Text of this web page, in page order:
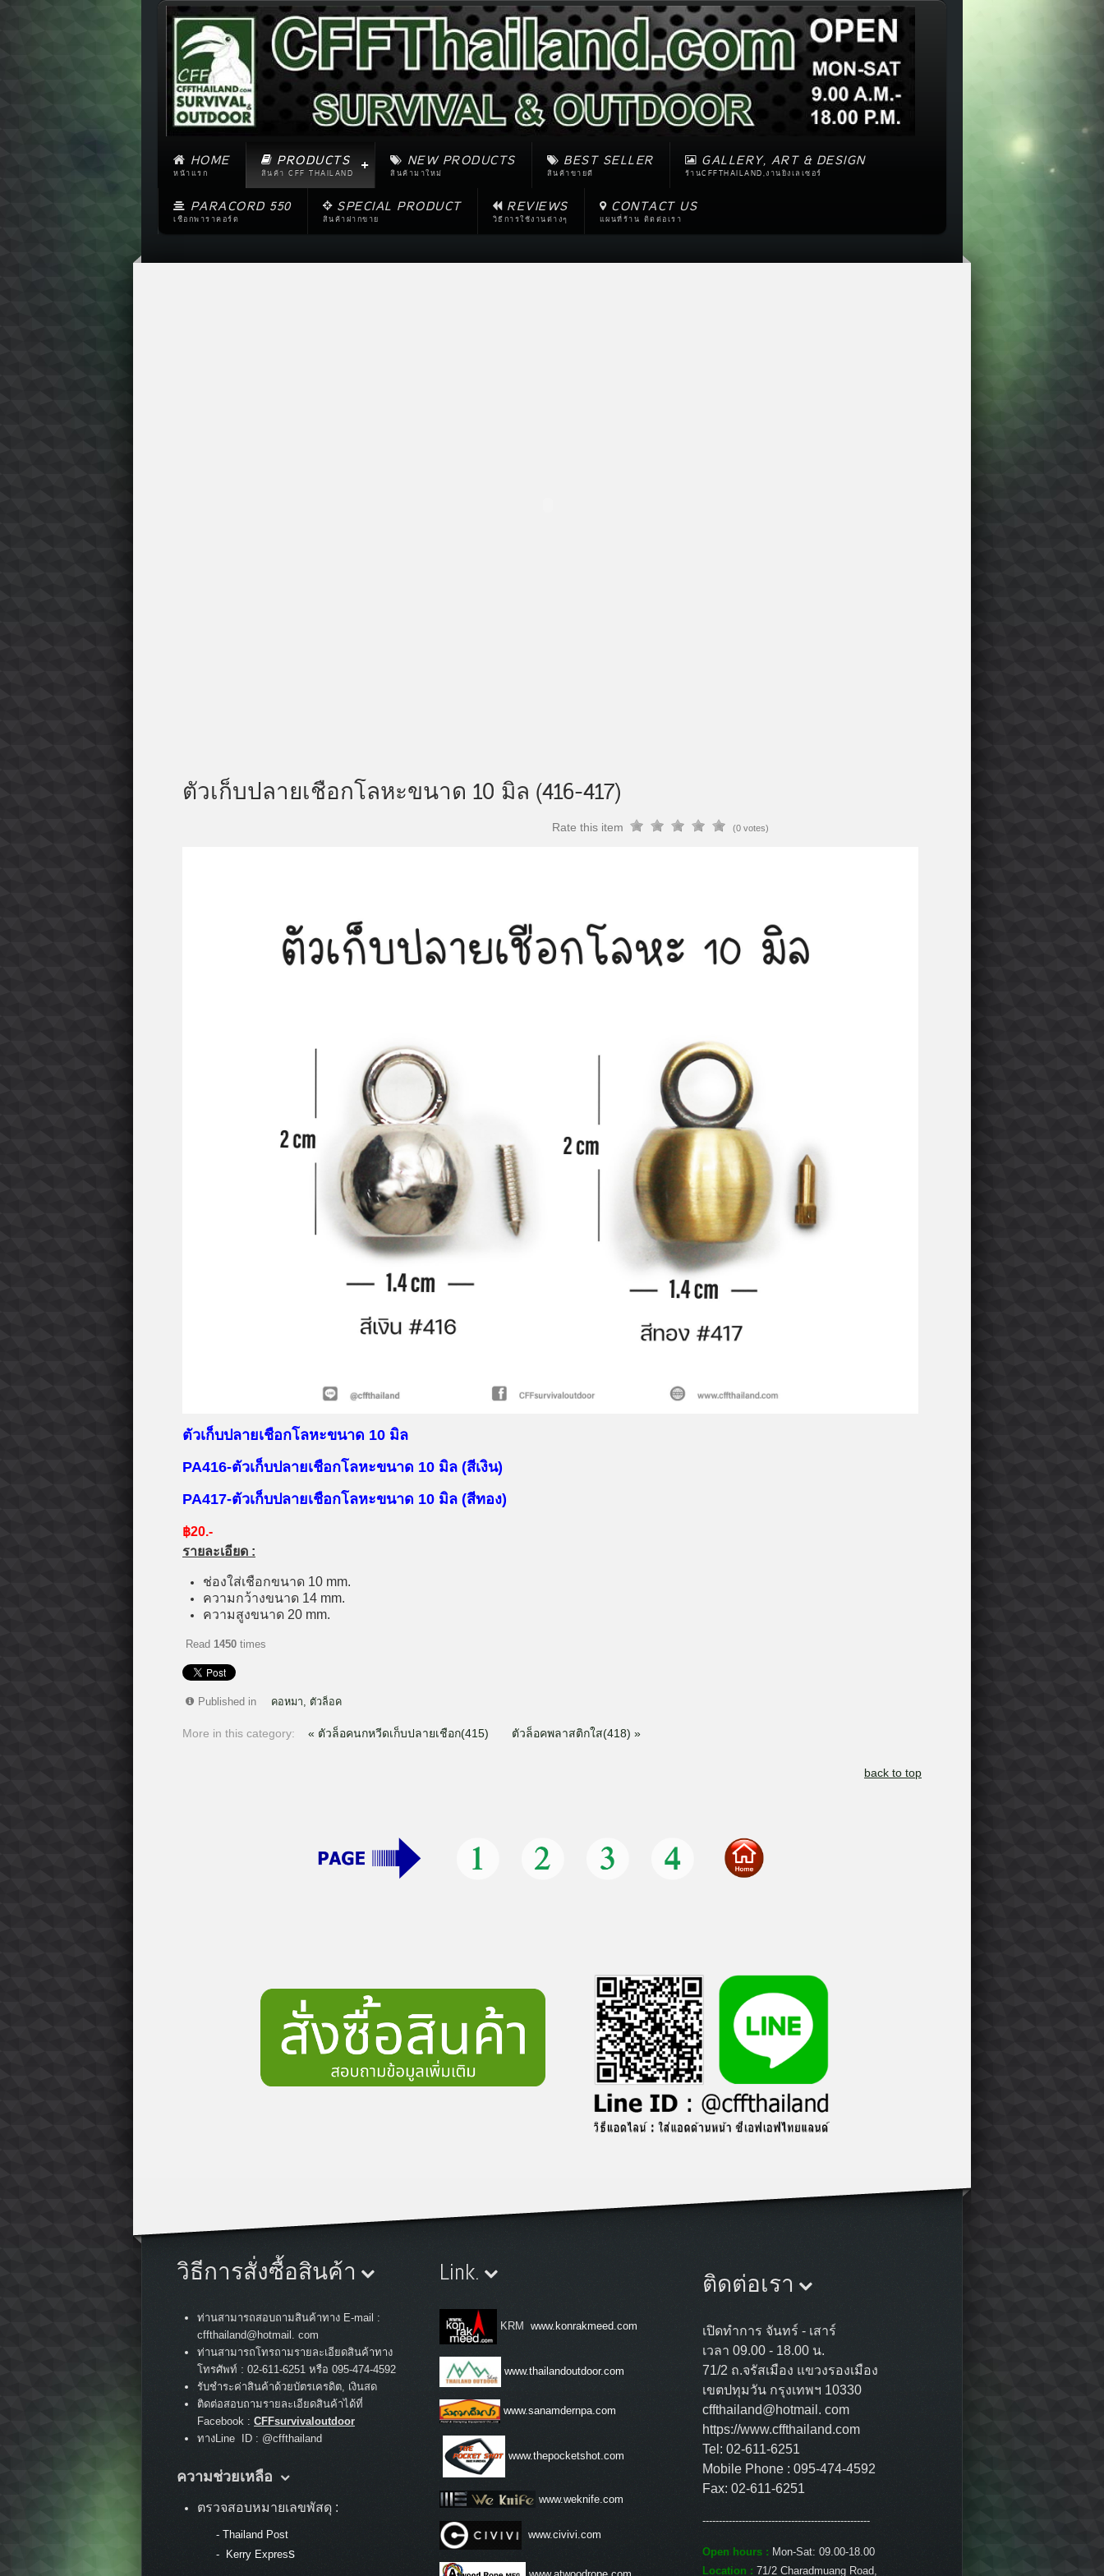
HOME
หน้าแรก
PRODUCTS
สินค้า CFF THAILAND
NEW PRODUCTS
สินค้ามาใหม่
BEST SELLER
สินค้าขายดี
GALLERY, ART & DESIGN
ร้านCFFTHAILAND,งานยิงเลเซอร์
PARACORD 550
เชือกพาราคอร์ด
SPECIAL PRODUCT
สินค้าฝากขาย
REVIEWS
วิธีการใช้งานต่างๆ
CONTACT US
แผนที่ร้าน ติดต่อเรา
ตัวเก็บปลายเชือกโลหะขนาด 10 มิล (416-417)
Rate this item (0 votes)
ตัวเก็บปลายเชือกโลหะขนาด 10 มิล
PA416-ตัวเก็บปลายเชือกโลหะขนาด 10 มิล (สีเงิน)
PA417-ตัวเก็บปลายเชือกโลหะขนาด 10 มิล (สีทอง)
฿20.-
รายละเอียด :
ช่องใส่เชือกขนาด 10 mm.
ความกว้างขนาด 14 mm.
ความสูงขนาด 20 mm.
Read 1450 times
Published in คอหมา, ตัวล็อค
More in this category: « ตัวล็อคนกหวีดเก็บปลายเชือก(415) ตัวล็อคพลาสติกใส(418) »
back to top
วิธีการสั่งซื้อสินค้า
ท่านสามารถสอบถามสินค้าทาง E-mail :
cffthailand@hotmail. com
ท่านสามารถโทรถามรายละเอียดสินค้าทาง
โทรศัพท์ : 02-611-6251 หรือ 095-474-4592
รับชำระค่าสินค้าด้วยบัตรเครดิต, เงินสด
ติดต่อสอบถามรายละเอียดสินค้าได้ที่
Facebook : CFFsurvivaloutdoor
ทางLine ID : @cffthailand
ความช่วยเหลือ
ตรวจสอบหมายเลขพัสดุ :
- Thailand Post
-
Kerry Express
Link.
KRM www.konrakmeed.com
www.thailandoutdoor.com
www.sanamdernpa.com
www.thepocketshot.com
www.weknife.com
www.civivi.com
www.atwoodrope.com
ติดต่อเรา
เปิดทำการ จันทร์ - เสาร์
เวลา 09.00 - 18.00 น.
71/2 ถ.จรัสเมือง แขวงรองเมือง
เขตปทุมวัน กรุงเทพฯ 10330
cffthailand@hotmail. com
https://www.cffthailand.com
Tel: 02-611-6251
Mobile Phone : 095-474-4592
Fax: 02-611-6251
---------------------------------------------------
Open hours : Mon-Sat: 09.00-18.00
Location : 71/2 Charadmuang Road,